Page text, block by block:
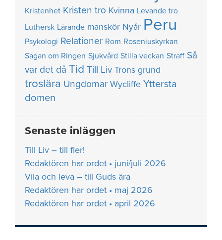
Kristenhet Kristen tro Kvinna Levande tro
Luthersk Lärande manskör Nyår Peru
Psykologi Relationer Rom Roseniuskyrkan
Sagan om Ringen Sjukvård Stilla veckan Straff Så
var det då Tid Till Liv Trons grund
troslära Ungdomar Wycliffe Yttersta
domen
Senaste inläggen
Till Liv – till fler!
Redaktören har ordet • juni/juli 2026
Vila och leva – till Guds ära
Redaktören har ordet • maj 2026
Redaktören har ordet • april 2026